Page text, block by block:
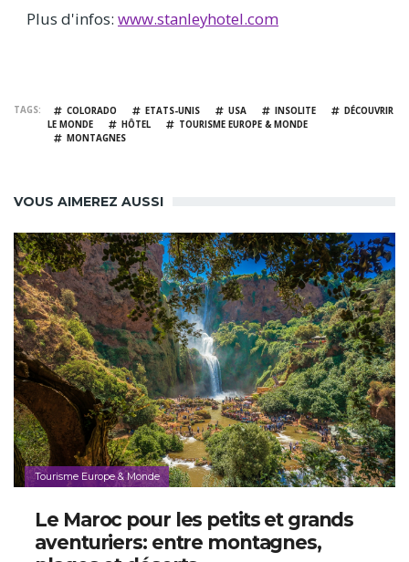
Plus d'infos: www.stanleyhotel.com
TAGS COLORADO ETATS-UNIS USA INSOLITE
DÉCOUVRIR
LE MONDE
HÔTEL
TOURISME EUROPE & MONDE
MONTAGNES
VOUS AIMEREZ AUSSI
Tourisme Europe & Monde
Le Maroc pour les petits et grands
aventuriers: entre montagnes,